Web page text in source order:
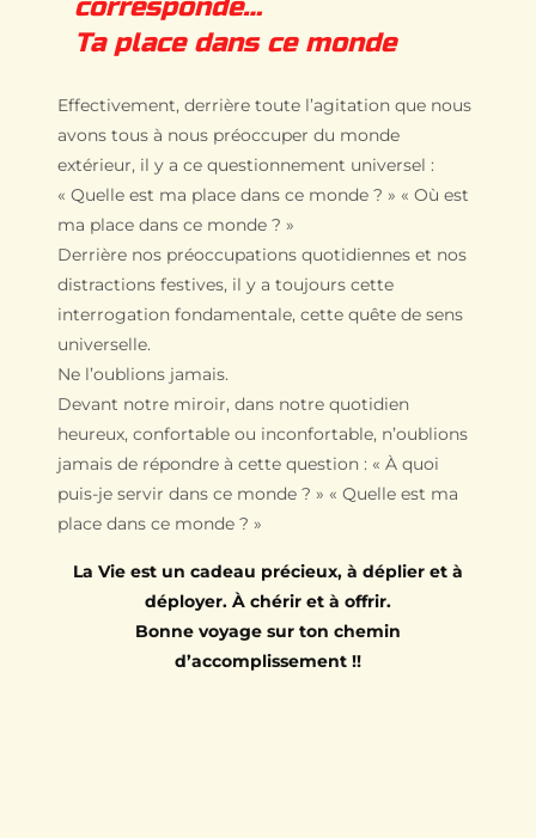
corresponde…
Ta place dans ce monde
Effectivement, derrière toute l’agitation que nous
avons tous à nous préoccuper du monde
extérieur, il y a ce questionnement universel :
« Quelle est ma place dans ce monde ? » « Où est
ma place dans ce monde ? »
Derrière nos préoccupations quotidiennes et nos
distractions festives, il y a toujours cette
interrogation fondamentale, cette quête de sens
universelle.
Ne l’oublions jamais.
Devant notre miroir, dans notre quotidien
heureux, confortable ou inconfortable, n’oublions
jamais de répondre à cette question : « À quoi
puis-je servir dans ce monde ? » « Quelle est ma
place dans ce monde ? »
La Vie est un cadeau précieux, à déplier et à
déployer. À chérir et à offrir.
Bonne voyage sur ton chemin
d’accomplissement !!